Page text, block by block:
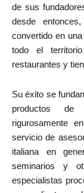
de sus
desde
convertido en
todo el
restaurantes y
Su éxito se
productos de
rigurosamente
servicio de
italiana en
seminarios y
especialistas